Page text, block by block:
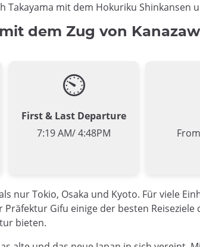
Takayama mit dem Hokuriku Shinkansen
dem Zug von
⏲
First & Last Departure
7:19 AM/ 4:48PM
nur Tokio, Osaka und Kyoto. Für viele
Präfektur Gifu einige der besten
bieten.